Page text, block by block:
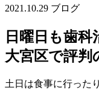
2021.10.29 ブログ
日曜日も歯
大宮区で評判
土日は食事に行った